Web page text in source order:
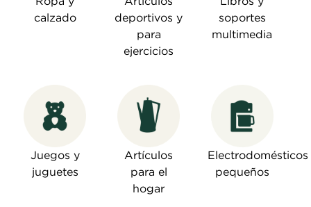
calzado
deportivos y
para
ejercicios
soportes
multimedia
Juegos y
juguetes
Artículos
para el
hogar
Electrodomésticos
pequeños